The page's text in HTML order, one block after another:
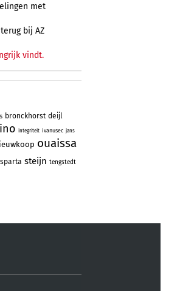
met
bij AZ
vindt.
bronckhorst deijl
integriteit ivanusec jans
ouaissa
sparta steijn tengstedt